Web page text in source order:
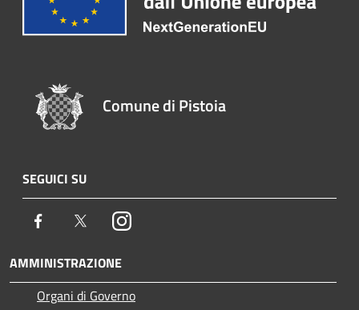
Comune di Pistoia
SEGUICI SU
Facebook TwitterInstagram
AMMINISTRAZIONE
Organi di Governo